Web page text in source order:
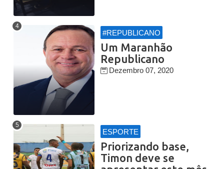
#REPUBLICANO
Um Maranhão
Republicano
Dezembro 07, 2020
ESPORTE
Priorizando base,
Timon deve se